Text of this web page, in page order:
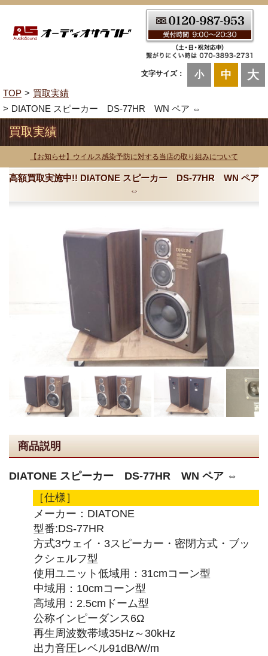
文字サイズ： 小 中 大
TOP
買取実績
DIATONE スピーカー DS-77HR WN ペア ⇔
買取実績
【お知らせ】ウイルス感染予防に対する当店の取り組みについて
高額買取実施中!! DIATONE スピーカー DS-77HR WN ペア
⇔
商品説明
DIATONE スピーカー DS-77HR WN ペア ⇔
［仕様］
メーカー：DIATONE
型番:DS-77HR
方式3ウェイ・3スピーカー・密閉方式・ブッ
クシェルフ型
使用ユニット低域用：31cmコーン型
中域用：10cmコーン型
高域用：2.5cmドーム型
公称インピーダンス6Ω
再生周波数帯域35Hz～30kHz
出力音圧レベル91dB/W/m